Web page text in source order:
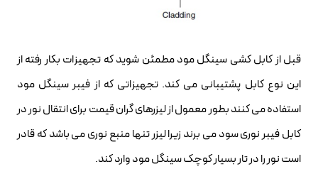
قبل از کابل کشی سینگل مود مطمئن شوید که تجهیزات بکار رفته از
این نوع کابل پشتیبانی می کند. تجهیزاتی که از فیبر سینگل مود
استفاده می کنند بطور معمول از لیزرهای گران قیمت برای انتقال نور در
کابل فیبر نوری سود می برند زیرا لیزر تنها منبع نوری می باشد که قادر
است نور را در تار بسیار کوچک سینگل مود وارد کند.